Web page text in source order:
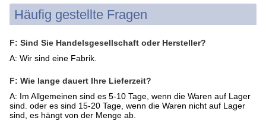
Häufig gestellte Fragen
F: Sind Sie Handelsgesellschaft oder Hersteller?
A: Wir sind eine Fabrik.
F: Wie lange dauert Ihre Lieferzeit?
A: Im Allgemeinen sind es 5-10 Tage, wenn die Waren auf Lager
sind. oder es sind 15-20 Tage, wenn die Waren nicht auf Lager
sind, es hängt von der Menge ab.